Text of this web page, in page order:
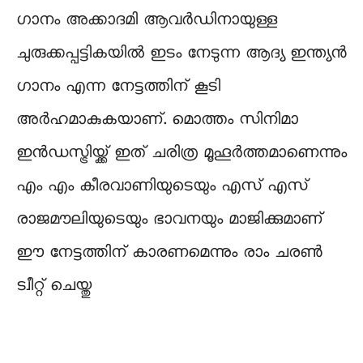
ഗാനം അക്കാദമി ആവർഡിനായുള്ള
ചുരുക്കപ്പട്ടികയിൽ ഇടം നേടുന്ന ആദ്യ ഇന്ത്യൻ
ഗാനം എന്ന നേട്ടത്തിന് കൂടി
അർഹമാകുകയാണ്. മൊത്തം സിനിമാ
ഇൻഡസ്ട്രിയ്ക്ക് ഇത്‌ ചരിത്ര മൂഹൂർത്തമാണെന്നും
എം എം കീരവാണിയുടെയും എസ് എസ്
രാജമൗലിയുടെയും ഭാവനയും മാജിക്കുമാണ്
ഈ നേട്ടത്തിന് കാരണമെന്നും രാം ചരൺ
ട്വീറ്റ് ചെയ്തു